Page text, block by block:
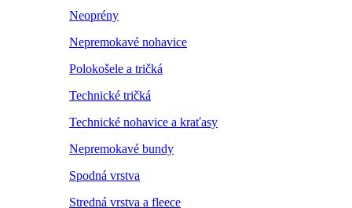
Neoprény
Nepremokavé nohavice
Polokošele a tričká
Technické tričká
Technické nohavice a kraťasy
Nepremokavé bundy
Spodná vrstva
Stredná vrstva a fleece